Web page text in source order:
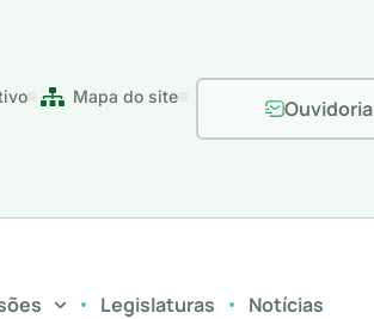
Mapa do site
Ouvidoria
Legislaturas Notícias